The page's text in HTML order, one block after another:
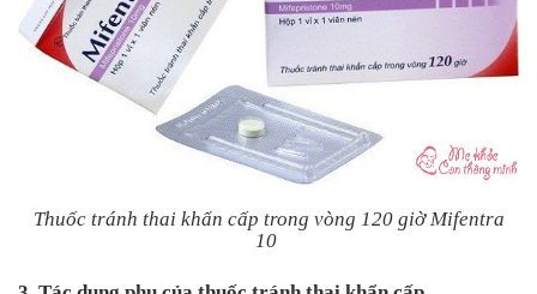
Thuốc tránh thai khẩn cấp trong vòng 120 giờ Mifentra
10